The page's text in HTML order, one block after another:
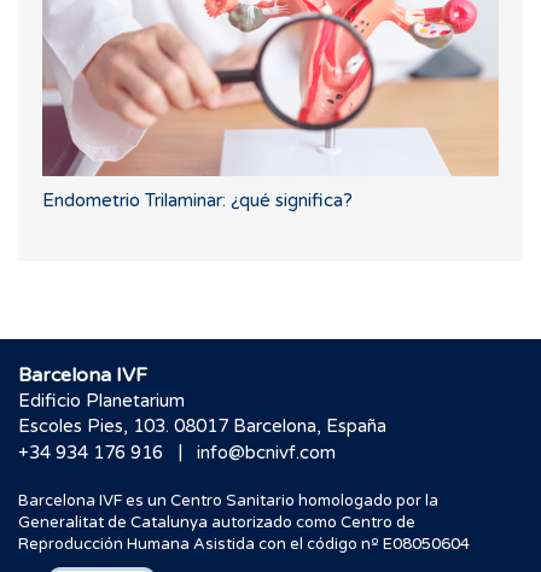
Endometrio Trilaminar: ¿qué significa?
Barcelona IVF
Edificio Planetarium
Escoles Pies, 103. 08017 Barcelona, España
+34 934 176 916
| info@bcnivf.com
Barcelona IVF es un Centro Sanitario homologado por la
Generalitat de Catalunya autorizado como Centro de
Reproducción Humana Asistida con el código nº E08050604